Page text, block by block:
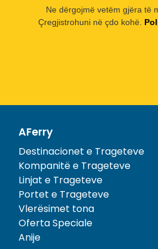
Ne dërgojmë vetëm gjëra të
Çregjistrohuni në çdo kohë.
AFerry
Destinacionet e Trageteve
Kompanitë e Trageteve
Linjat e Trageteve
Portet e Trageteve
Vlerësimet tona
Oferta Speciale
Anije